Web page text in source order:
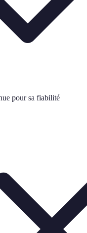
pour sa fiabilité